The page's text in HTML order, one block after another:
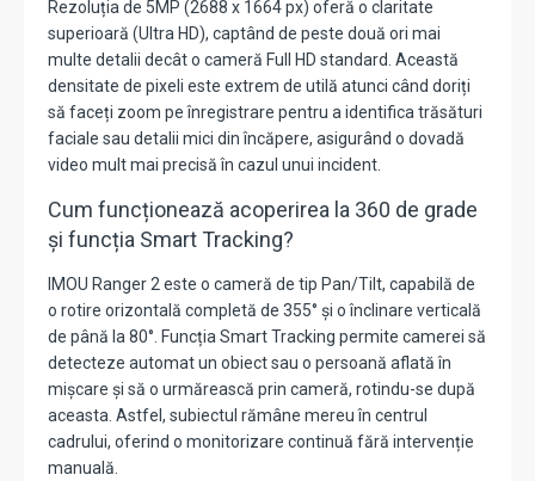
Rezoluția de 5MP (2688 x 1664 px) oferă o claritate
superioară (Ultra HD), captând de peste două ori mai
multe detalii decât o cameră Full HD standard. Această
densitate de pixeli este extrem de utilă atunci când doriți
să faceți zoom pe înregistrare pentru a identifica trăsături
faciale sau detalii mici din încăpere, asigurând o dovadă
video mult mai precisă în cazul unui incident.
Cum funcționează acoperirea la 360 de grade
și funcția Smart Tracking?
IMOU Ranger 2 este o cameră de tip Pan/Tilt, capabilă de
o rotire orizontală completă de 355° și o înclinare verticală
de până la80°. FuncțiaSmart Tracking permite camerei să
detecteze automat un obiect sau o persoană aflată în
mișcare și să o urmărească prin cameră, rotindu-se după
aceasta. Astfel, subiectul rămâne mereu în centrul
cadrului, oferind o monitorizare continuă fără intervenție
manuală.